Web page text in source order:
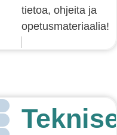
tietoa, ohjeita ja
opetusmateriaalia!